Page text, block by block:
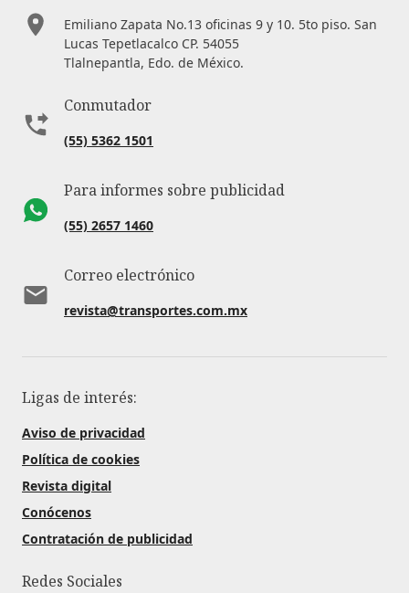
Emiliano Zapata No.13 oficinas 9 y 10. 5to piso. San
Lucas Tepetlacalco CP. 54055
Tlalnepantla, Edo. de México.
Conmutador
(55) 5362 1501
Para informes sobre publicidad
(55) 2657 1460
Correo electrónico
revista@transportes.com.mx
Ligas de interés:
Aviso de privacidad
Política de cookies
Revista digital
Conócenos
Contratación de publicidad
Redes Sociales